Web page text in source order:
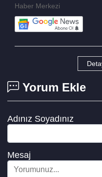
Haber Merkezi
Yorum Ekle
Adınız Soyadınız
Mesaj